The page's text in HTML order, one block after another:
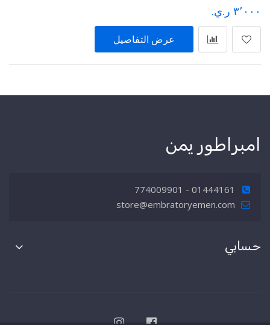
٣٬٠٠٠ ر.ي.‏
عرض التفاصيل
امبراطور يمن
01444161 - 774009901
store@embratoryemen.com
حسابي